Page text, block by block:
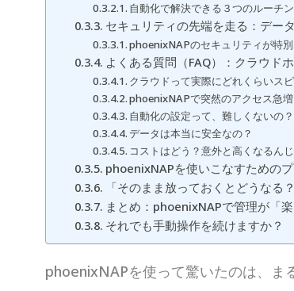
自動化で解決できる３つのルーチ
セキュリティの先端を走る：デー
phoenixNAPのセキュリティが特
よくある質問（FAQ）：クラウド
クラウドって実際にどれくらいス
phoenixNAPで突然のアクセス急
自動化の設定って、難しくないの？
データは本当に安全なの？
コストはどう？意外と高くなるん
phoenixNAPを使いこなすための
「そのまま放っておくとどうなる
まとめ：phoenixNAPで管理が「
それでも手動操作を続けますか？
phoenixNAPを使って驚いたのは、ま